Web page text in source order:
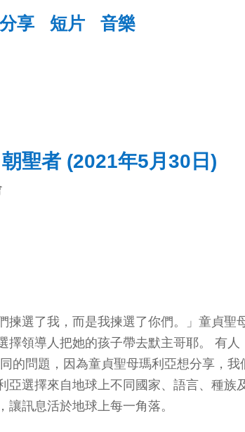
享 短片 音樂
聖者 (2021年5月30日)
揀選了我，而是我揀選了你們。」童貞聖
擇領導人把她的孩子帶去默主哥耶。 有人
的問題，因為童貞聖母瑪利亞想分享，我
亞選擇來自地球上不同國家、語言、種族
訊息活於地球上每一角落。